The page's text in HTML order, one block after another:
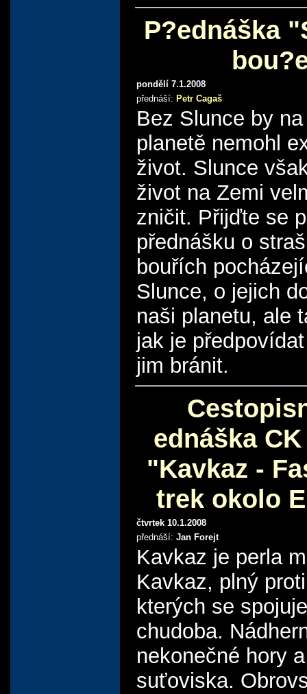
P?ednáška
pondělí 7.1.2008
přednáší: Petr Cagaš
Bez Slunce by
planetě nemohl
život. Slunce
život na Zemi
zničit. Přijďte se
přednášku o
bouřích
Slunce, o jejich
naši planetu, ale
jak je
jim bránit.
ednáška
"Kavkaz -
trek okolo
čtvrtek 10.1.2008
přednáší: Jan Forejt
Kavkaz je perla
Kavkaz, plný
kterých se
chudoba.
nekonečné hory
suťoviska.